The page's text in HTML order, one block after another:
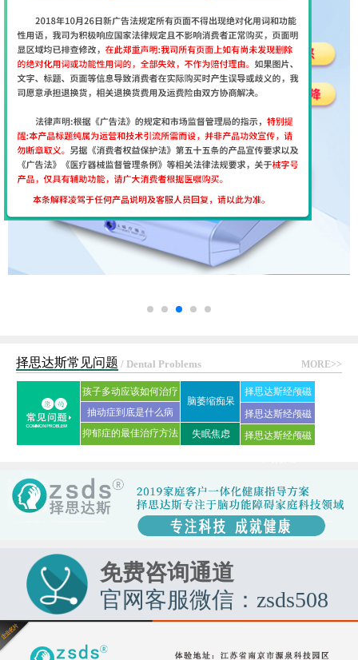
MORE>>
择思达斯常见问题 / Dental Problems
孩子多动应该如何治疗
抽动症到底是什么病
抑郁症的最佳治疗方法
脑萎缩痴呆
失眠焦虑
择思达斯经颅磁
刺激仪常见问答
择思达斯经颅磁
家用品牌
择思达斯经颅磁
免费咨询通道
官网客服微信：zsds508